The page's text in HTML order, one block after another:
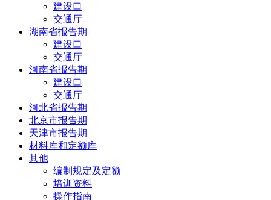
建设口
交通厅
湖南省报告期
建设口
交通厅
河南省报告期
建设口
交通厅
河北省报告期
北京市报告期
天津市报告期
材料库和定额库
其他
编制规定及定额
培训资料
操作指南